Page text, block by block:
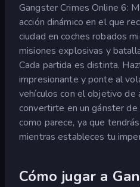
Gangster Crimes Online 6:
acción dinámico en el que
ciudad en coches robados
misiones explosivas y
Cada partida es distinta.
impresionante y ponte al
vehículos con el objetivo de
convertirte en un gánster
como parece, ya que
mientras estableces tu
Cómo jugar a